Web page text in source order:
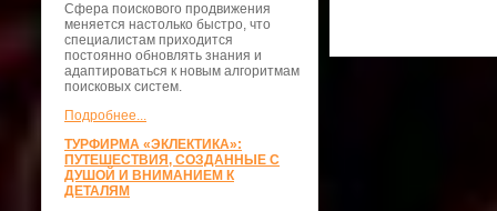
Сфера поискового продвижения
меняется настолько быстро, что
специалистам приходится
постоянно обновлять знания и
адаптироваться к новым алгоритмам
поисковых систем.
Подробнее...
ТУРФИРМА «ЭКЛЕКТИКА»:
ПУТЕШЕСТВИЯ, СОЗДАННЫЕ С
ДУШОЙ И ВНИМАНИЕМ К
ДЕТАЛЯМ